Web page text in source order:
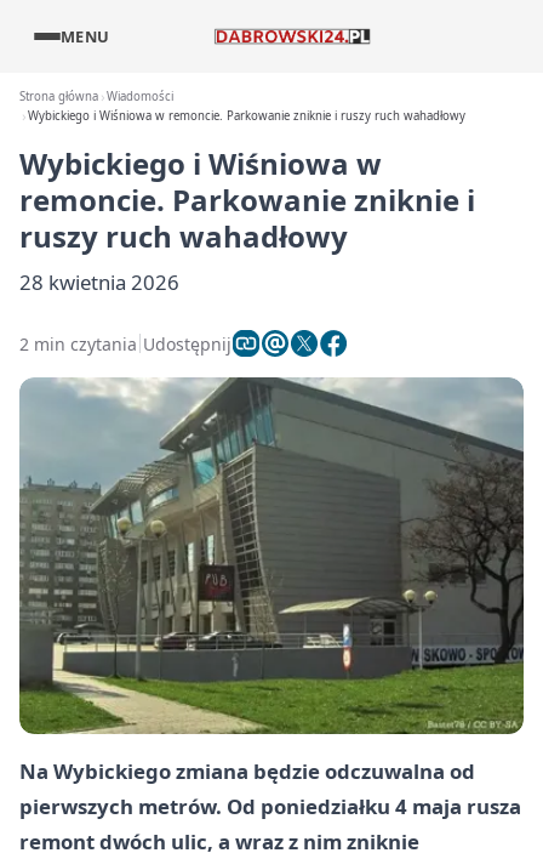
MENU
Strona główna Wiadomości
Wybickiego i Wiśniowa w remoncie. Parkowanie zniknie i ruszy ruch wahadłowy
Wybickiego i Wiśniowa w
remoncie. Parkowanie zniknie i
ruszy ruch wahadłowy
28 kwietnia 2026
2 min czytania Udostępnij
Na Wybickiego zmiana będzie odczuwalna od
pierwszych metrów. Od poniedziałku 4 maja rusza
remont dwóch ulic, a wraz z nim zniknie